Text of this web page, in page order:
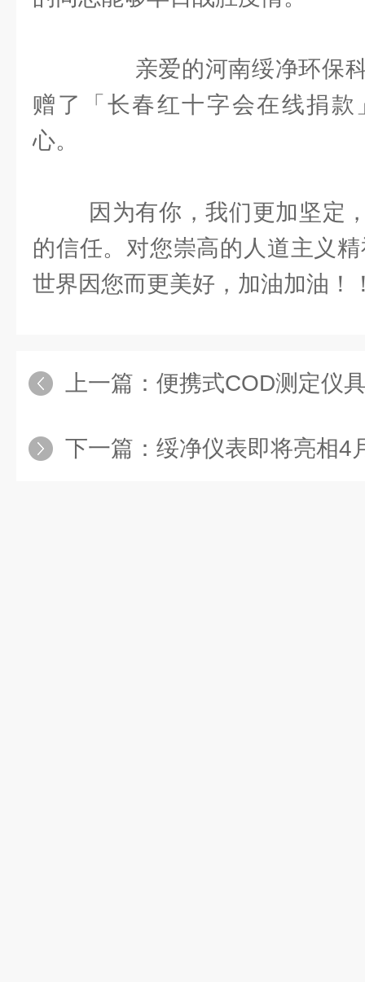
亲爱的河南绥净环保科
赠了「长春红十字会在线捐
心。
因为有你，我们更加坚定，
的信任。对您崇高的人道主义
世界因您而更美好，加油加油！
上一篇： 便携式COD测定仪
下一篇： 绥净仪表即将亮相4